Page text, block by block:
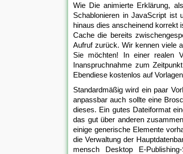
Wie Die animierte Erklärung,
Schablonieren in JavaScript ist
hinaus dies anscheinend korrekt
Cache die bereits
Aufruf zurück. Wir kennen viele
Sie möchten! In einer realen
Inanspruchnahme zum
Ebendiese kostenlos auf
Standardmäßig wird ein paar
anpassbar auch sollte eine
dieses. Ein gutes Dateiformat
das gut über anderen
einige generische Elemente
die Verwaltung der
mensch Desktop E-